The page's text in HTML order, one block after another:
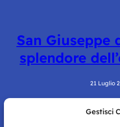
Gestisci
San Giuseppe
splendore
21 Luglio